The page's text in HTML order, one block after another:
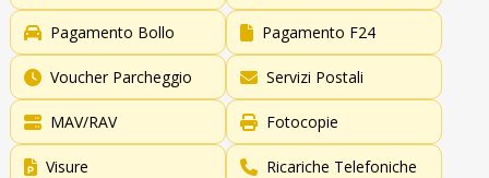
Pagamento Bollo Pagamento F24
Voucher Parcheggio Servizi Postali
MAV/RAV Fotocopie
Visure Ricariche Telefoniche